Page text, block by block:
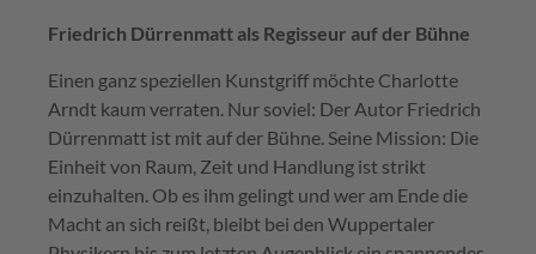
Friedrich Dürrenmatt als Regisseur auf der Bühne
Einen ganz speziellen Kunstgriff möchte Charlotte
Arndt kaum verraten. Nur soviel: Der Autor Friedrich
Dürrenmatt ist mit auf der Bühne. Seine Mission: Die
Einheit von Raum, Zeit und Handlung ist strikt
einzuhalten. Ob es ihm gelingt und wer am Ende die
Macht an sich reißt, bleibt bei den Wuppertaler